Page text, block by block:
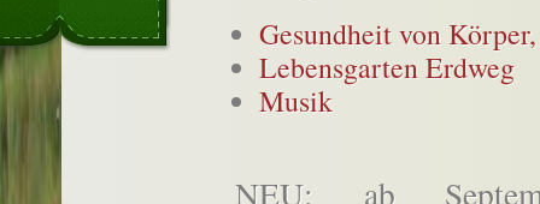
Gesundheit von
Lebensgarten Erdweg
Musik
NEU: ab